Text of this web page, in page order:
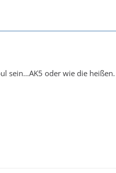
sein…AK5 oder wie die